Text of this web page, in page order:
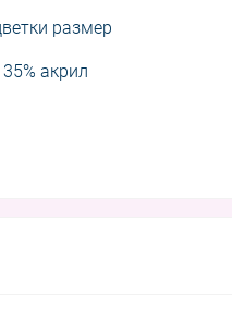
размер
акрил